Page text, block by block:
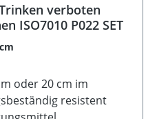
verboten
ISO7010 P022 SET
oder 20 cm im
resistent